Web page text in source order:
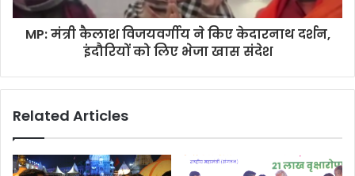
MP: मंत्री कैलाश विजयवर्गीय ने किए केदारनाथ दर्शन,
इंदौरियों को लिए भेजा खास संदेश
Related Articles